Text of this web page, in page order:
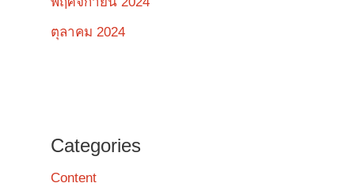
ตุลาคม 2024
Categories
Content